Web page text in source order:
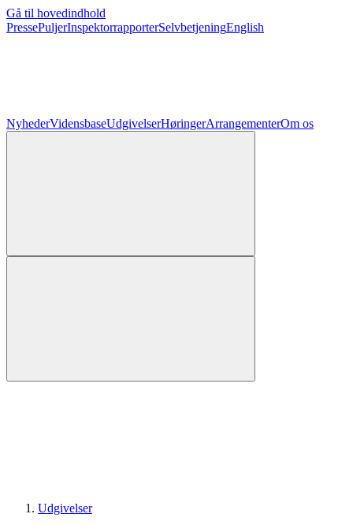
Gå til hovedindhold
PressePuljerInspektorrapporterSelvbetjeningEnglish
NyhederVidensbaseUdgivelserHøringerArrangementerOm os
Udgivelser